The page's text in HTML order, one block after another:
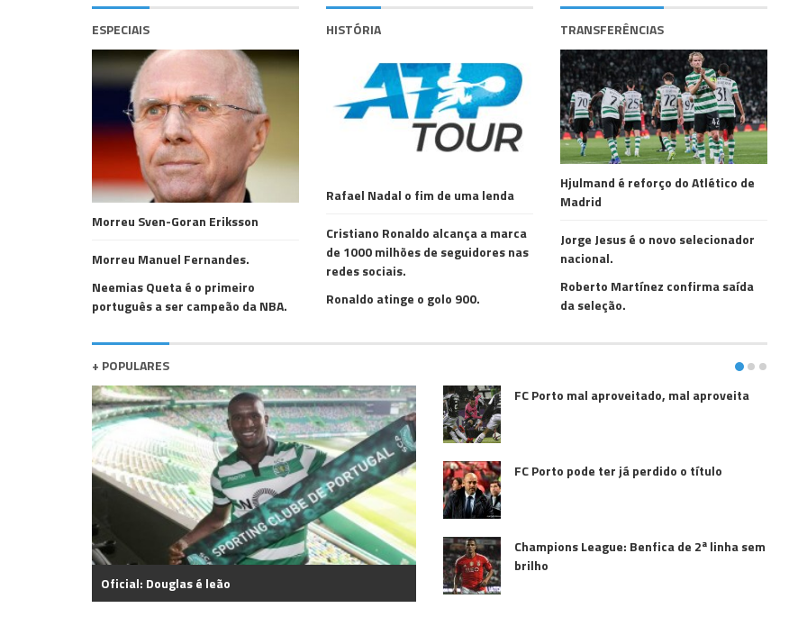
ESPECIAIS
Morreu Sven-Goran Eriksson
Morreu Manuel Fernandes.
Neemias Queta é o primeiro
português a ser campeão da NBA.
HISTÓRIA
Rafael Nadal o fim de uma lenda
Cristiano Ronaldo alcança a marca
de 1000 milhões de seguidores nas
redes sociais.
Ronaldo atinge o golo 900.
TRANSFERÊNCIAS
Hjulmand é reforço do Atlético de
Madrid
Jorge Jesus é o novo selecionador
nacional.
Roberto Martínez confirma saída
da seleção.
+ POPULARES
Oficial: Douglas é leão
FC Porto mal aproveitado, mal aproveita
FC Porto pode ter já perdido o título
Champions League: Benfica de 2ª linha sem
brilho